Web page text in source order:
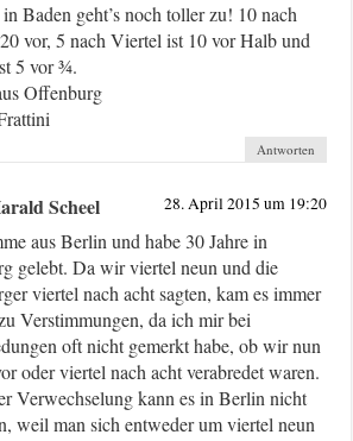
Baden geht’s noch toller zu! 10 nach
vor, 5 nach Viertel ist 10 vor Halb und
5 vor ¾.
Offenburg
Antworten
Scheel 28. April 2015 um 19:20
aus Berlin und habe 30 Jahre in
gelebt. Da wir viertel neun und die
viertel nach acht sagten, kam es immer
Verstimmungen, da ich mir bei
oft nicht gemerkt habe, ob wir nun
oder viertel nach acht verabredet waren.
Verwechselung kann es in Berlin nicht
weil man sich entweder um viertel neun